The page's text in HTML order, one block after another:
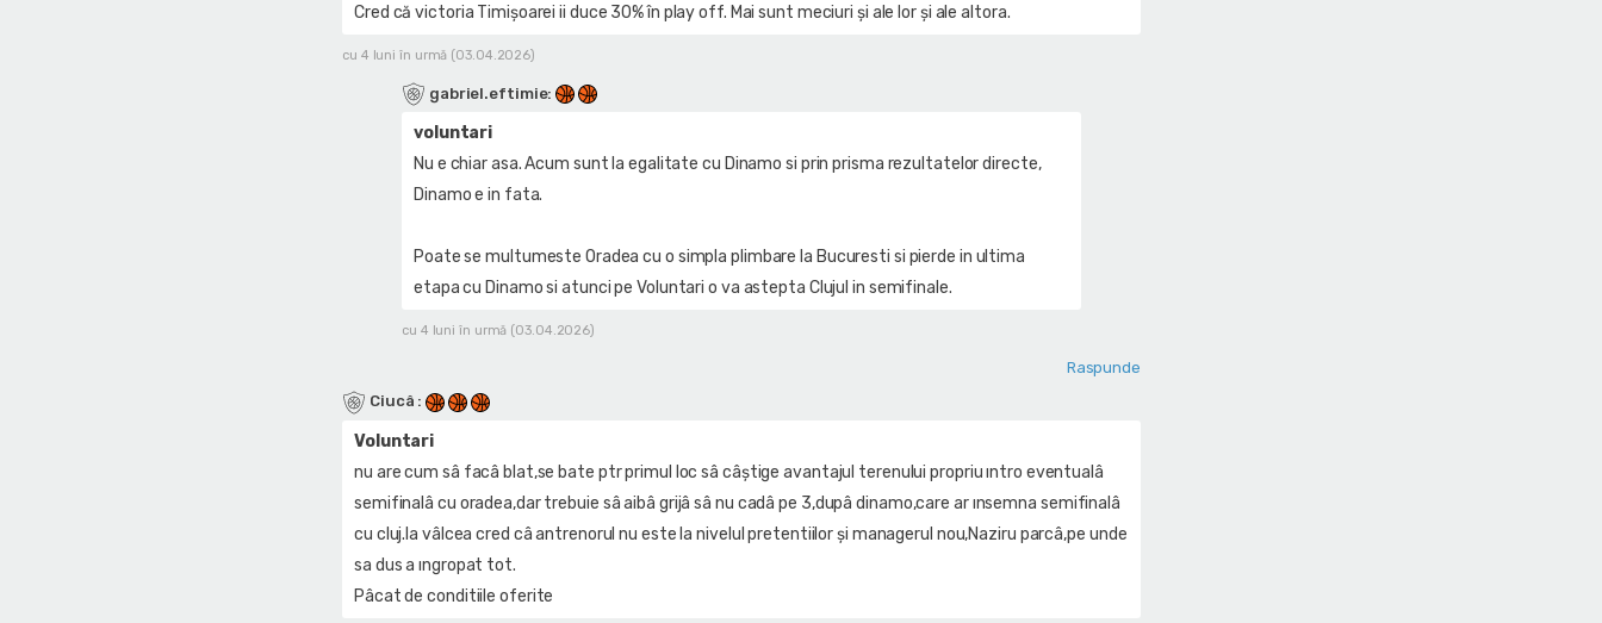
Cred că victoria Timișoarei ii duce 30% în play off. Mai sunt meciuri și ale lor și ale altora.
cu 4 luni în urmă (03.04.2026)
gabriel.eftimie:
voluntari
Nu e chiar asa. Acum sunt la egalitate cu Dinamo si prin prisma rezultatelor directe,
Dinamo e in fata.
Poate se multumeste Oradea cu o simpla plimbare la Bucuresti si pierde in ultima
etapa cu Dinamo si atunci pe Voluntari o va astepta Clujul in semifinale.
cu 4 luni în urmă (03.04.2026)
Raspunde
Ciucâ :
Voluntari
nu are cum sâ facâ blat,se bate ptr primul loc sâ câştige avantajul terenului propriu ıntro eventualâ
semifinalâ cu oradea,dar trebuie sâ aibâ grijâ sâ nu cadâ pe 3,dupâ dinamo,care ar ınsemna semifinalâ
cu cluj.la vâlcea cred câ antrenorul nu este la nivelul pretentiilor şi managerul nou,Naziru parcâ,pe unde
sa dus a ıngropat tot.
Pâcat de conditiile oferite